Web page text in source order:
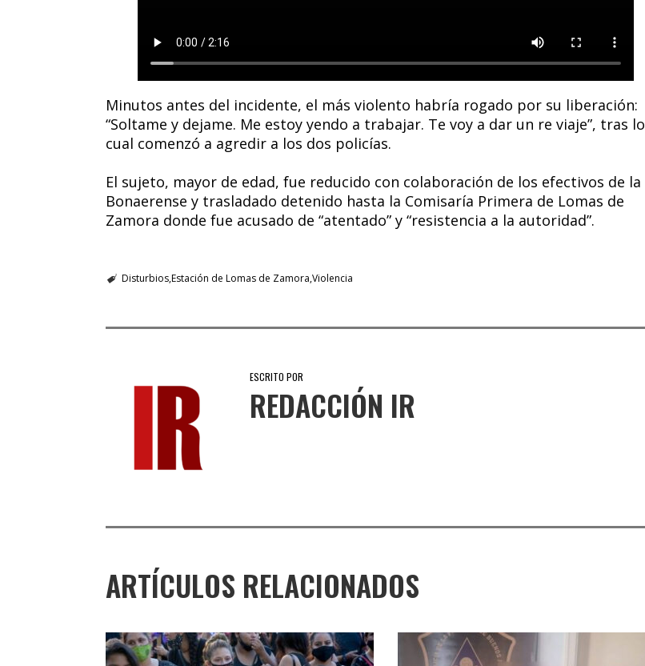
Minutos antes del incidente, el más violento habría rogado por su liberación:
“Soltame y dejame. Me estoy yendo a trabajar. Te voy a dar un re viaje”, tras lo
cual comenzó a agredir a los dos policías.
El sujeto, mayor de edad, fue reducido con colaboración de los efectivos de la
Bonaerense y trasladado detenido hasta la Comisaría Primera de Lomas de
Zamora donde fue acusado de “atentado” y “resistencia a la autoridad”.
DisturbiosEstación de Lomas de Zamora Violencia
ESCRITO POR
REDACCIÓN IR
ARTÍCULOS RELACIONADOS